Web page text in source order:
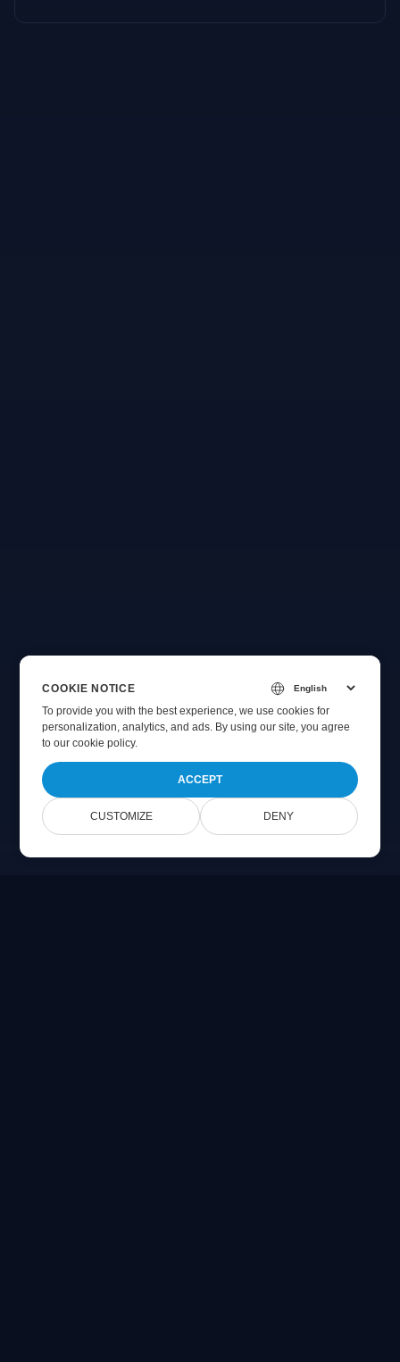
COOKIE NOTICE
To provide you with the best experience, we use cookies for
personalization, analytics, and ads. By using our site, you agree
toour cookie policy.
ACCEPT
CUSTOMIZE DENY